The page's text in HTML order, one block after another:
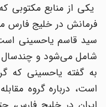
یکی از منابع مکتوبی
فرمانش در خلیج فارس
سید قاسم یاحسینی است
شامل می‌شود و چندسال
به گفته یاحسینی که
است، درباره گروه